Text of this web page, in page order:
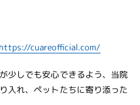
https://cuareofficial.com/
少しでも安心できるよう、当院
入れ、ペットたちに寄り添った